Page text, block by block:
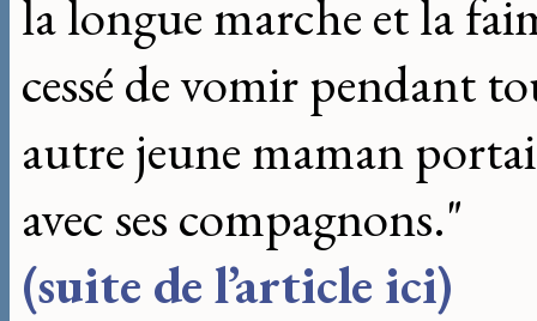
la longue marche et la
cessé de vomir pendant
autre jeune maman
avec ses compagnons."
(suite de l’article ici)